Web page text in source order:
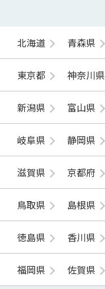
北海道 青森県
東京都 神奈川県
新潟県 富山県
岐阜県 静岡県
滋賀県 京都府
鳥取県 島根県
徳島県 香川県
福岡県 佐賀県